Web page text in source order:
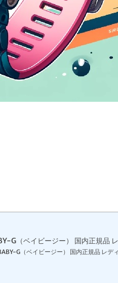
G（ベイビージー） 国内正規品
G（ベイビージー） 国内正規品 レデ